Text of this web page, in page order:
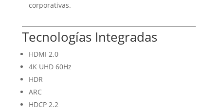
corporativas.
Tecnologías Integradas
HDMI 2.0
4K UHD 60Hz
HDR
ARC
HDCP 2.2